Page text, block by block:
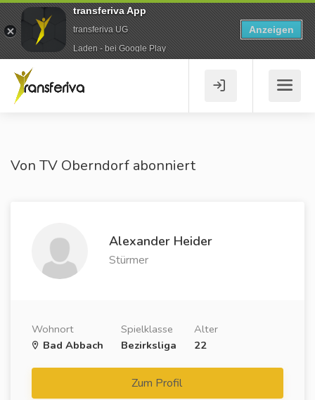
Von TV Oberndorf abonniert
Alexander Heider
Stürmer
Wohnort
Bad Abbach
Spielklasse
Bezirksliga
Alter
22
Zum Profil
transferiva App
transferiva UG
Laden - bei Google Play
Anzeigen